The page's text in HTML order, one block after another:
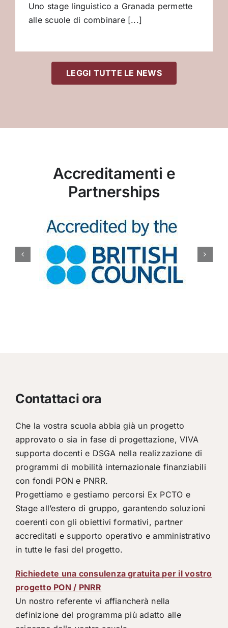
Uno stage linguistico a Granada permette
alle scuole di combinare [...]
LEGGI TUTTE LE NEWS
Accreditamenti e
Partnerships
Contattaci ora
Che la vostra scuola abbia già un progetto
approvato o sia in fase di progettazione, VIVA
supporta docenti e DSGA nella realizzazione di
programmi di mobilità internazionale finanziabili
con fondi PON e PNRR.
Progettiamo e gestiamo percorsi Ex PCTO e
Stage all’estero di gruppo, garantendo soluzioni
coerenti con gli obiettivi formativi, partner
accreditati e supporto operativo e amministrativo
in tutte le fasi del progetto.
Richiedete una consulenza gratuita per il vostro
progetto PON / PNRR
Un nostro referente vi affiancherà nella
definizione del programma più adatto alle